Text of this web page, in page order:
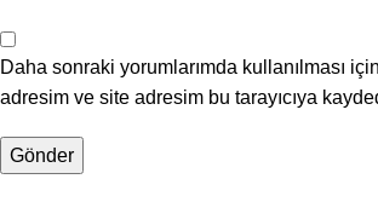
Daha sonraki yorumlarımda kullanılması
adresim ve site adresim bu tarayıcıya